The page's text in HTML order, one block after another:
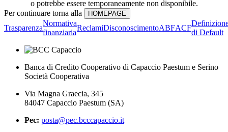
o potrebbe essere temporaneamente non disponibile.
Per continuare torna alla
Trasparenza
Normativa
finanziaria
ReclamiDisconoscimentoABFACF
di Default
Banca di Credito Cooperativo di Capaccio Paestum e Serino
Società Cooperativa
Via Magna Graecia, 345
84047 Capaccio Paestum (SA)
Pec: posta@pec.bcccapaccio.it